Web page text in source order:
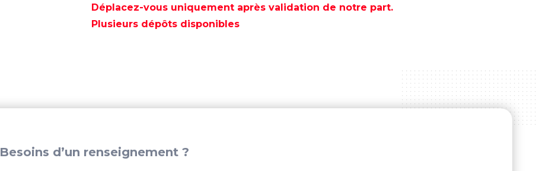
UL-
489
BS7443
Déplacez-vous uniquement après validation de notre part.
Plusieurs dépôts disponibles
Besoins d’un renseignement ?